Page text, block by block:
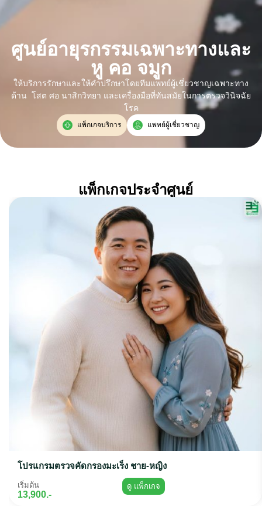
ศูนย์อายุรกรรมเฉพาะทางและ
หู คอ จมูก
ให้บริการรักษาและให้คำปรึกษาโดยทีมแพทย์ผู้เชี่ยวชาญเฉพาะทาง
ด้าน โสต ศอ นาสิกวิทยา และเครื่องมือที่ทันสมัยในการตรวจวินิจฉัย
โรค
แพ็กเกจบริการ แพทย์ผู้เชี่ยวชาญ
แพ็กเกจประจำศูนย์
โปรแกรมตรวจคัดกรองมะเร็ง ชาย-หญิง
เริ่มต้น
13,900.-
ดู แพ็กเกจ